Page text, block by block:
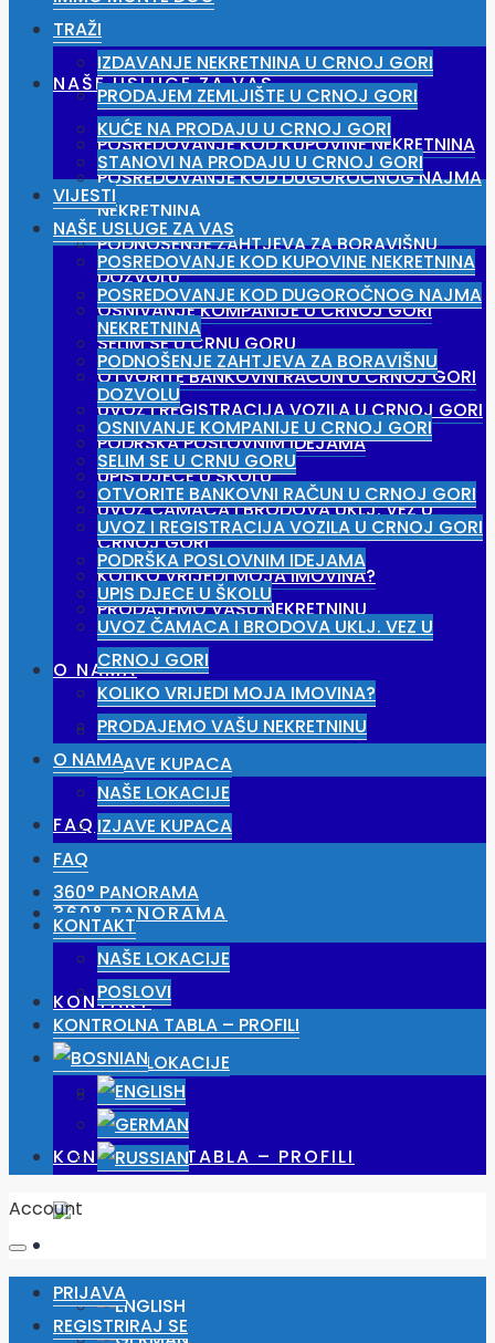
NAŠE USLUGE ZA VAS
POSREDOVANJE KOD KUPOVINE NEKRETNINA
POSREDOVANJE KOD DUGOROČNOG NAJMA
NEKRETNINA
PODNOŠENJE ZAHTJEVA ZA BORAVIŠNU
DOZVOLU
OSNIVANJE KOMPANIJE U CRNOJ GORI
SELIM SE U CRNU GORU
OTVORITE BANKOVNI RAČUN U CRNOJ GORI
UVOZ I REGISTRACIJA VOZILA U CRNOJ GORI
PODRŠKA POSLOVNIM IDEJAMA
UPIS DJECE U ŠKOLU
UVOZ ČAMACA I BRODOVA UKLJ. VEZ U
CRNOJ GORI
KOLIKO VRIJEDI MOJA IMOVINA?
PRODAJEMO VAŠU NEKRETNINU
O NAMA
NAŠE LOKACIJE
IZJAVE KUPACA
FAQ
360° PANORAMA
KONTAKT
NAŠE LOKACIJE
POSLOVI
KONTROLNA TABLA – PROFILI
TRAŽI
IZDAVANJE NEKRETNINA U CRNOJ GORI
PRODAJEM ZEMLJIŠTE U CRNOJ GORI
KUĆE NA PRODAJU U CRNOJ GORI
STANOVI NA PRODAJU U CRNOJ GORI
VIJESTI
NAŠE USLUGE ZA VAS
POSREDOVANJE KOD KUPOVINE NEKRETNINA
POSREDOVANJE KOD DUGOROČNOG NAJMA
NEKRETNINA
PODNOŠENJE ZAHTJEVA ZA BORAVIŠNU
DOZVOLU
OSNIVANJE KOMPANIJE U CRNOJ GORI
SELIM SE U CRNU GORU
OTVORITE BANKOVNI RAČUN U CRNOJ GORI
UVOZ I REGISTRACIJA VOZILA U CRNOJ GORI
PODRŠKA POSLOVNIM IDEJAMA
UPIS DJECE U ŠKOLU
UVOZ ČAMACA I BRODOVA UKLJ. VEZ U
CRNOJ GORI
KOLIKO VRIJEDI MOJA IMOVINA?
PRODAJEMO VAŠU NEKRETNINU
O NAMA
NAŠE LOKACIJE
IZJAVE KUPACA
FAQ
360° PANORAMA
KONTAKT
NAŠE LOKACIJE
POSLOVI
KONTROLNA TABLA – PROFILI
Account
PRIJAVA
REGISTRIRAJ SE